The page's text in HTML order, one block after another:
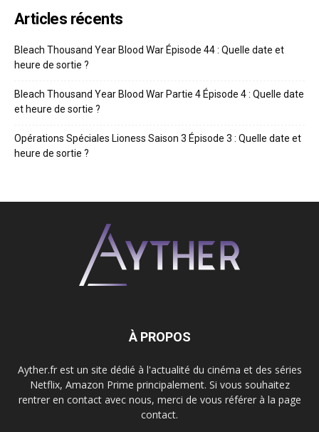
Articles récents
Bleach Thousand Year Blood War Épisode 44 : Quelle date et
heure de sortie ?
Bleach Thousand Year Blood War Partie 4 Épisode 4 : Quelle date
et heure de sortie ?
Opérations Spéciales Lioness Saison 3 Épisode 3 : Quelle date et
heure de sortie ?
À PROPOS
Ayther.fr est un site dédié à l'actualité du cinéma et des séries
Netflix, Amazon Prime principalement. Si vous souhaitez
rentrer en contact avec nous, merci de vous référer à la page
contact.